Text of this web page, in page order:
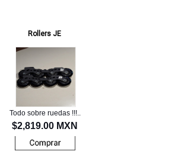
Rollers JE
Todo sobre ruedas !!!..
$2,819.00 MXN